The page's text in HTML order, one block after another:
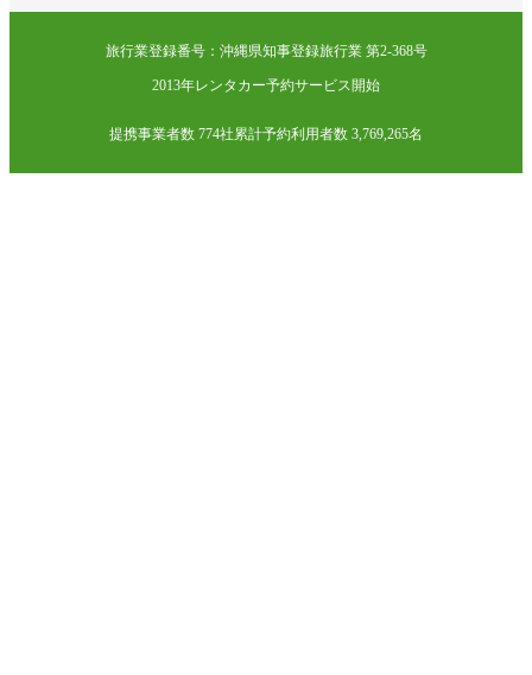
旅行業登録番号：沖縄県知事登録旅行業 第2-368号
2013年レンタカー予約サービス開始
提携事業者数 774社累計予約利用者数 3,769,265名